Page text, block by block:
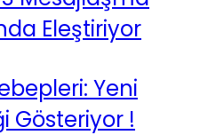
Eleştiriyor
Yeni
Gösteriyor !